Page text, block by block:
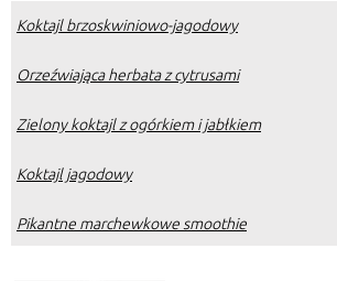
Koktajl brzoskwiniowo-jagodowy
Orzeźwiająca herbata z cytrusami
Zielony koktajl z ogórkiem i jabłkiem
Koktajl jagodowy
Pikantne marchewkowe smoothie